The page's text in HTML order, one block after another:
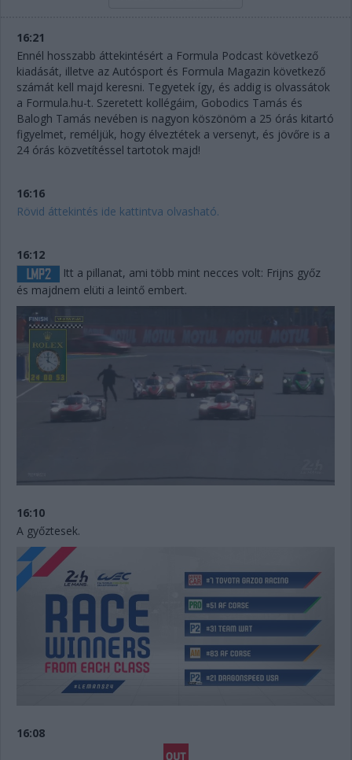
16:21
Ennél hosszabb áttekintésért a Formula Podcast következő
kiadását, illetve az Autósport és Formula Magazin következő
számát kell majd keresni. Tegyetek így, és addig is olvassátok
a Formula.hu-t. Szeretett kollégáim, Gobodics Tamás és
Balogh Tamás nevében is nagyon köszönöm a 25 órás kitartó
figyelmet, reméljük, hogy élveztétek a versenyt, és jövőre is a
24 órás közvetítéssel tartotok majd!
16:16
Rövid áttekintés ide kattintva olvasható.
16:12
Itt a pillanat, ami több mint necces volt: Frijns győz
és majdnem elüti a leintő embert.
16:10
A győztesek.
16:08